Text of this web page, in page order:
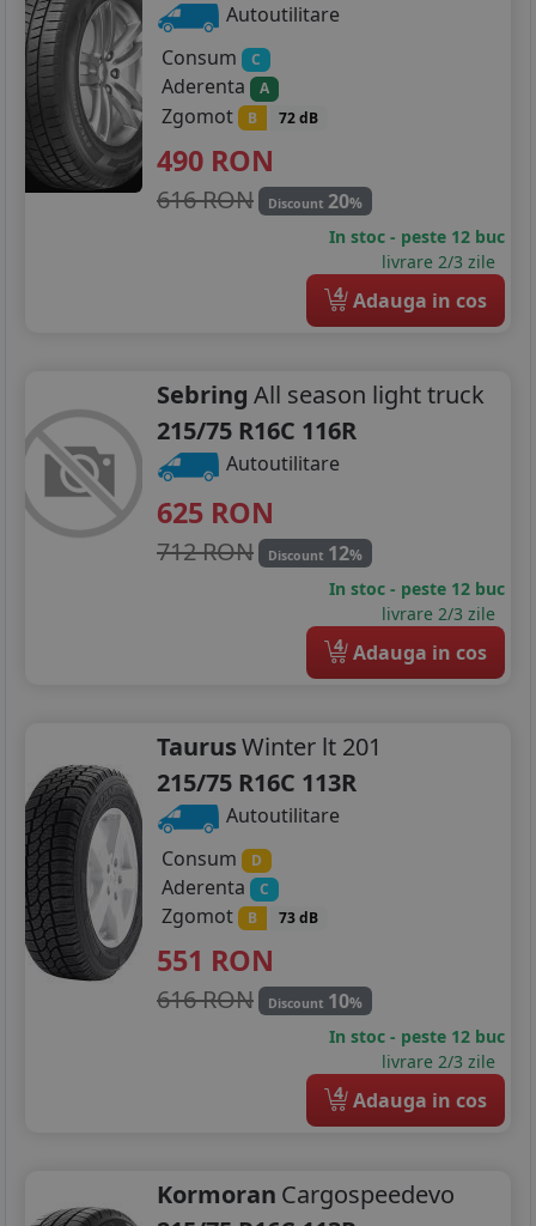
Autoutilitare
Consum
C
Aderenta A
Zgomot B 72 dB
490 RON
616 RON Discount 20%
In stoc - peste 12 buc
livrare 2/3 zile
4 Adauga in cos
Sebring All season light truck
215/75 R16C 116R
Autoutilitare
625 RON
712 RON Discount 12%
In stoc - peste 12 buc
livrare 2/3 zile
4 Adauga in cos
TaurusWinter lt 201
215/75 R16C 113R
Autoutilitare
Consum
D
Aderenta C
Zgomot B 73 dB
551 RON
616 RON Discount 10%
In stoc - peste 12 buc
livrare 2/3 zile
4 Adauga in cos
Kormoran Cargospeedevo